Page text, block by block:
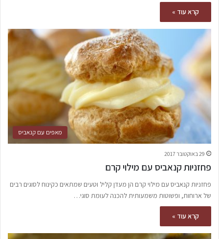
קרא עוד »
מאפים עם קנאביס
29 באוקטובר 2017
פחזניות קנאביס עם מילוי קרם
פחזניות קנאביס עם מילוי קרם הן מעדן קליל וטעים שמתאים כקינוח לסוגים רבים
של ארוחות, ופשוטות משמעותית להכנה לעומת סוגי…
קרא עוד »